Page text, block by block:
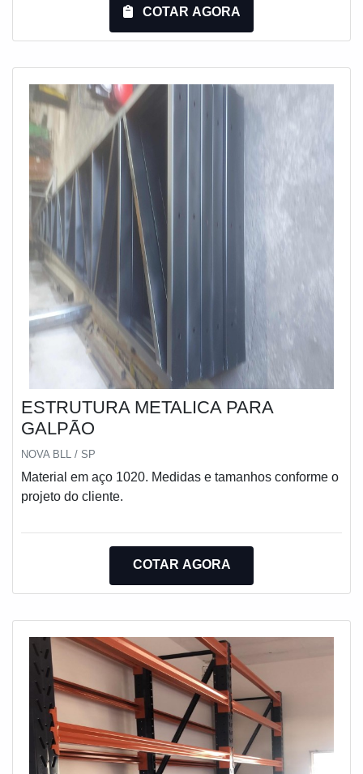
atendendo qualquer demanda e com ótimo
aproveitamento do espaço físico. A madeira e o plástico
COTAR AGORA
ESTRUTURA METALICA PARA
GALPÃO
NOVA BLL / SP
Material em aço 1020. Medidas e tamanhos conforme o
projeto do cliente.
COTAR AGORA